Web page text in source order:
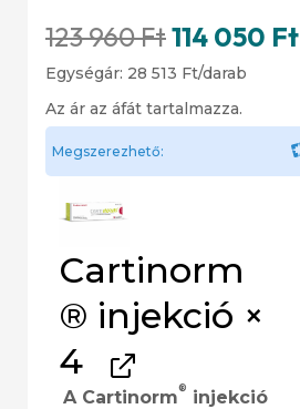
123 960Ft114 050 Ft
Egységár: 28 513 Ft/darab
Az ár az áfát tartalmazza.
Megszerezhető:
Cartinorm
® injekció ×
4
A Cartinorm®
injekció